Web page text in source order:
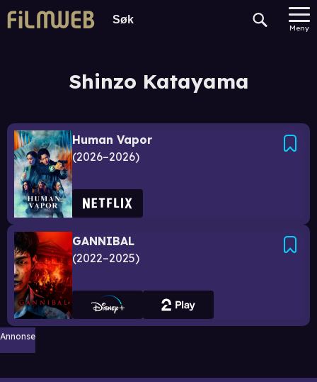
Meny
Shinzo Katayama
Human Vapor
2026–2026
GANNIBAL
2022–2025
Annonse